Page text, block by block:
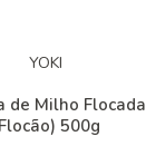
YOKI
de Milho Flocada
500g